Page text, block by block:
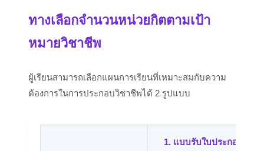
ทางเลือกจำนวนหน่วยกิตตามเป้า
หมายวิชาชีพ
ผู้เรียนสามารถเลือกแผนการเรียนที่เหมาะสมกับความ
ต้องการในการประกอบวิชาชีพได้ 2 รูปแบบ
1. แบบรับใบประกอบวิ